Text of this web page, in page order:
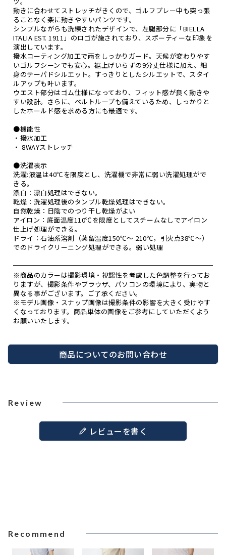
動きに合わせてストレッチがきくので、ゴルフプレー中も突っ張
ることなく楽に動きやすいパンツです。
シンプルながらも洗練されたデザインで、左腿部分に「BIELLA
ITALIA EST. 1911」のロゴが施されており、スポーティーな印象を
演出しています。
撥水コーティング加工で雨をしっかりガード。天候が変わりやす
いゴルフシーンでも安心。裾上げいらずの9分丈仕様に加え、細
身のテーパドシルエット。すっきりとしたシルエットで、スタイ
ルアップも叶います。
ウエスト部分はゴム仕様になっており、フィット感が良く動きや
すい設計。さらに、ベルトループも備えているため、しっかりと
したホールド感を求める方にも最適です。
●機能性
・撥水加工
・ 8WAYストレッチ
●洗濯表示
洗濯:液温は40℃を限度とし、洗濯機で非常に弱い洗濯処理がで
きる。
漂白：漂白処理はできない。
乾燥：洗濯処理後のタンブル乾燥処理はできない。
自然乾燥：日陰でのつり干し乾燥がよい
アイロン：底面温度110℃を限度としてスチームなしでアイロン
仕上げ処理ができる。
ドライ：石油系溶剤（蒸留温度150℃～ 210℃，引火点38℃～）
でのドライクリーニング処理ができる。弱い処理
※商品のカラーは撮影環境・視認性を考慮した色調整を行ってお
りますが、撮影条件やブラウザ、パソコンの環境により、実物と
異なる事がございます。ご了承ください。
※モデル画像・スナップ画像は撮影条件の影響を大きく受けやす
くなっております。商品単体の画像をご参考にしていただくよう
お願いいたします。
商品についてのお問い合わせ
Review
レビューを書く
Recommend